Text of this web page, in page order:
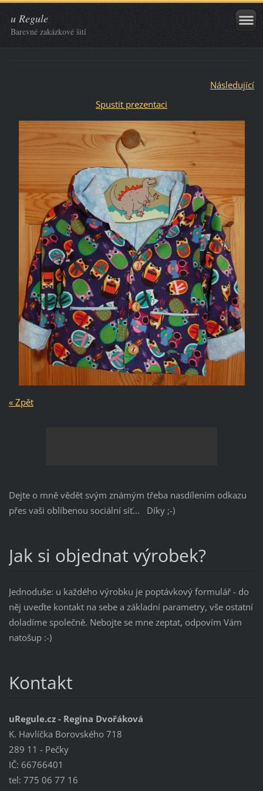
u Regule
Barevné zakázkové šití
Následující
Spustit prezentaci
« Zpět
Dejte o mně vědět svým známým třeba nasdílením odkazu
přes vaši oblíbenou sociální síť... Díky ;-)
Jak si objednat výrobek?
Jednoduše: u každého výrobku je poptávkový formulář - do
něj uveďte kontakt na sebe a základní parametry, vše ostatní
doladíme společně. Nebojte se mne zeptat, odpovím Vám
natošup :-)
Kontakt
uRegule.cz - Regina Dvořáková
K. Havlíčka Borovského 718
289 11 - Pečky
IČ: 66766401
tel: 775 06 77 16